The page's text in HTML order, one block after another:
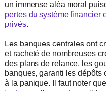
un immense aléa moral
pertes du système financier
privés.
Les banques centrales ont
et racheté de nombreuses
des plans de relance, les
banques, garanti les dépôts
à la panique. Il faut noter que